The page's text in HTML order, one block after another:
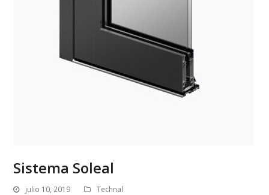
Sistema Soleal
julio 10, 2019 Technal